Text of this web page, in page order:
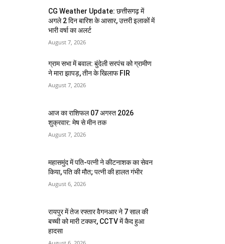
CG Weather Update: छत्तीसगढ़ में
अगले 2 दिन बारिश के आसार, उत्तरी इलाकों में
भारी वर्षा का अलर्ट
August 7, 2026
ग्राम सभा में बवाल: बुंदेली सरपंच को ग्रामीण
ने मारा झापड़, तीन के खिलाफ FIR
August 7, 2026
आज का राशिफल 07 अगस्त 2026
शुक्रवार: मेष से मीन तक
August 7, 2026
महासमुंद में पति-पत्नी ने कीटनाशक का सेवन
किया, पति की मौत; पत्नी की हालत गंभीर
August 6, 2026
रायपुर में तेज रफ्तार वैगनआर ने 7 साल की
बच्ची को मारी टक्कर, CCTV में कैद हुआ
हादसा